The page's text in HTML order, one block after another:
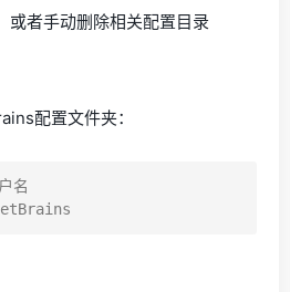
或者手动删除相关配置目录
配置文件夹：
名